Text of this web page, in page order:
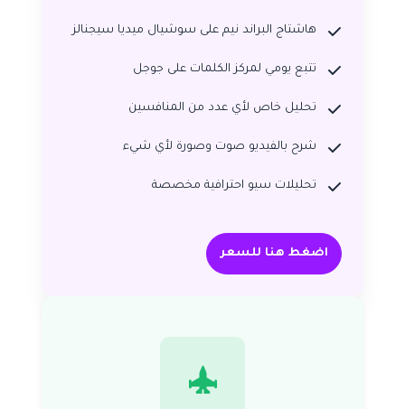
هاشتاج البراند نيم على سوشيال ميديا سيجنالز
تتبع يومي لمركز الكلمات على جوجل
تحليل خاص لأي عدد من المنافسين
شرح بالفيديو صوت وصورة لأي شيء
تحليلات سيو احترافية مخصصة
اضغط هنا للسعر